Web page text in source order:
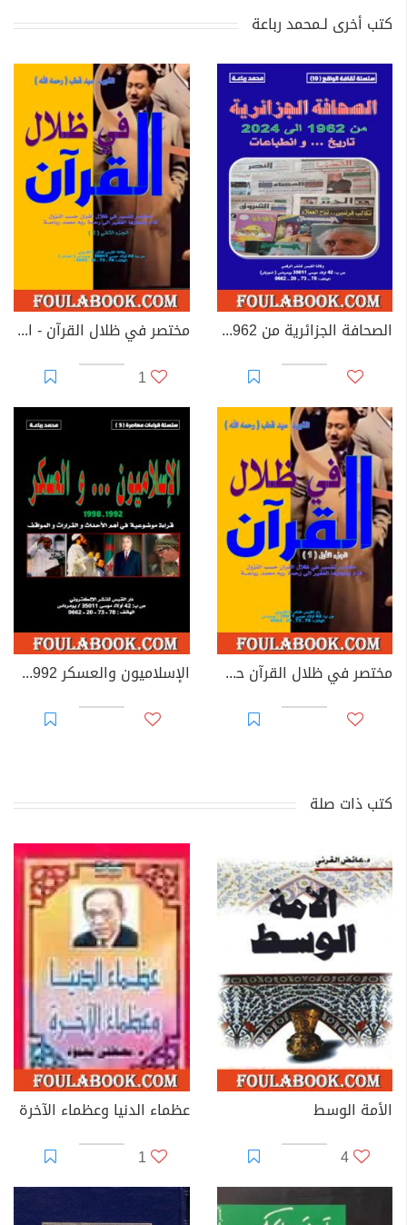
كتب أخرى لـمحمد رباعة
الصحافة الجزائرية من 1962 إلى 2024
مختصر في ظلال القرآن - الجزء الثاني
1
مختصر في ظلال القرآن حسب النزول - الجزء الأول الإسلاميون والعسكر 1992-1998: قراءة موضوعية في أهم الأحداث والقرارات والمواقف
كتب ذات صلة
الأمة الوسط
4
عظماء الدنيا وعظماء الآخرة
1